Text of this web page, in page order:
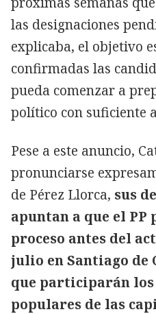
las designaciones
explicaba, el objetivo
confirmadas las
pueda comenzar a
político con suficiente
Pese a este anuncio,
pronunciarse
de Pérez Llorca, sus
apuntan a que el
proceso antes del
julio en Santiago de
que participarán
populares de las